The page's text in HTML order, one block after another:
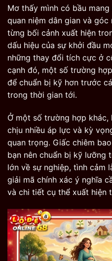
Mơ thấy mình có bầu
quan niệm dân gian và
từng bối cảnh xuất hiện
dấu hiệu của sự khởi đầu
những thay đổi tích cực ở
cạnh đó, một số trường
để chuẩn bị kỹ hơn trước
trong thời gian tới.
Ở một số trường hợp khác,
chịu nhiều áp lực và kỳ
quan trọng. Giấc chiêm
bạn nên chuẩn bị kỹ lưỡng
lớn về sự nghiệp, tình cảm
giải mã chính xác ý nghĩa
và chi tiết cụ thể xuất hiện